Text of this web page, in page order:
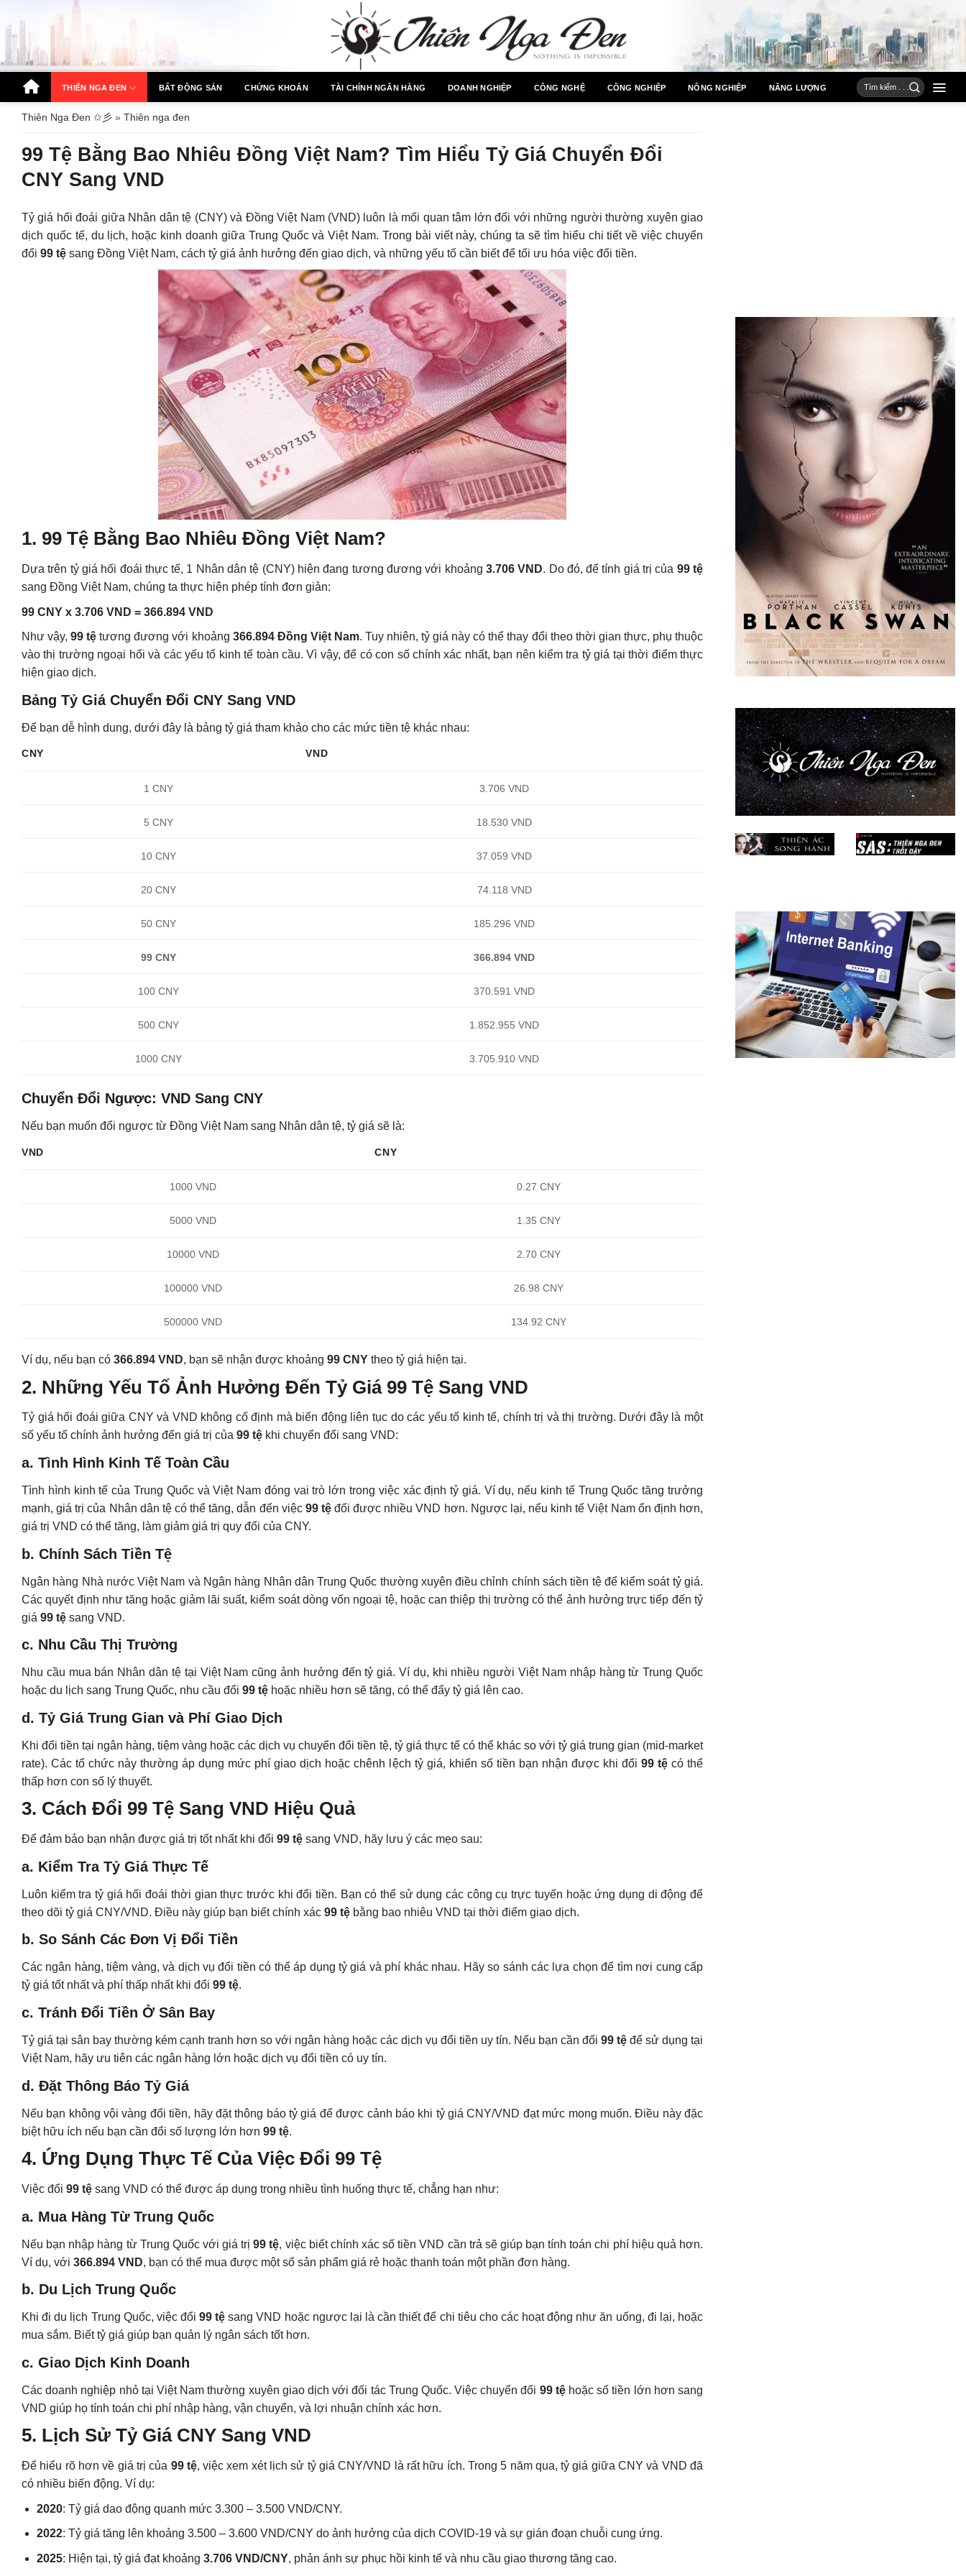
qua
dung
THIÊN NGA ĐEN BẤT ĐỘNG SẢN CHỨNG KHOÁN TÀI CHÍNH NGÂN HÀNG DOANH NGHIỆP CÔNG NGHỆ CÔNG NGHIỆP NÔNG NGHIỆP NĂNG LƯỢNG
Thiên Nga Đen ✩彡 » Thiên nga đen
99 Tệ Bằng Bao Nhiêu Đồng Việt Nam? Tìm Hiểu Tỷ Giá Chuyển Đổi
CNY Sang VND
Tỷ giá hối đoái giữa Nhân dân tệ (CNY) và Đồng Việt Nam (VND) luôn là mối quan tâm lớn đối với những người thường xuyên giao
dịch quốc tế, du lịch, hoặc kinh doanh giữa Trung Quốc và Việt Nam. Trong bài viết này, chúng ta sẽ tìm hiểu chi tiết về việc chuyển
đổi 99 tệ sang Đồng Việt Nam, cách tỷ giá ảnh hưởng đến giao dịch, và những yếu tố cần biết để tối ưu hóa việc đổi tiền.
1. 99 Tệ Bằng Bao Nhiêu Đồng Việt Nam?
Dựa trên tỷ giá hối đoái thực tế, 1 Nhân dân tệ (CNY) hiện đang tương đương với khoảng 3.706 VND. Do đó, để tính giá trị của 99 tệ
sang Đồng Việt Nam, chúng ta thực hiện phép tính đơn giản:
99 CNY x 3.706 VND = 366.894 VND
Như vậy,99 tệ tương đương với khoảng 366.894 Đồng Việt Nam. Tuy nhiên, tỷ giá này có thể thay đổi theo thời gian thực, phụ thuộc
vào thị trường ngoại hối và các yếu tố kinh tế toàn cầu. Vì vậy, để có con số chính xác nhất, bạn nên kiểm tra tỷ giá tại thời điểm thực
hiện giao dịch.
Bảng Tỷ Giá Chuyển Đổi CNY Sang VND
Để bạn dễ hình dung, dưới đây là bảng tỷ giá tham khảo cho các mức tiền tệ khác nhau:
CNY VND
1 CNY 3.706 VND
5 CNY 18.530 VND
10 CNY 37.059 VND
20 CNY 74.118 VND
50 CNY 185.296 VND
99 CNY 366.894 VND
100 CNY 370.591 VND
500 CNY 1.852.955 VND
1000 CNY 3.705.910 VND
Chuyển Đổi Ngược: VND Sang CNY
Nếu bạn muốn đổi ngược từ Đồng Việt Nam sang Nhân dân tệ, tỷ giá sẽ là:
VND CNY
1000 VND 0.27 CNY
5000 VND 1.35 CNY
10000 VND 2.70 CNY
100000 VND 26.98 CNY
500000 VND 134.92 CNY
Ví dụ, nếu bạn có 366.894 VND, bạn sẽ nhận được khoảng 99 CNY theo tỷ giá hiện tại.
2. Những Yếu Tố Ảnh Hưởng Đến Tỷ Giá 99 Tệ Sang VND
Tỷ giá hối đoái giữa CNY và VND không cố định mà biến động liên tục do các yếu tố kinh tế, chính trị và thị trường. Dưới đây là một
số yếu tố chính ảnh hưởng đến giá trị của 99 tệ khi chuyển đổi sang VND:
a. Tình Hình Kinh Tế Toàn Cầu
Tình hình kinh tế của Trung Quốc và Việt Nam đóng vai trò lớn trong việc xác định tỷ giá. Ví dụ, nếu kinh tế Trung Quốc tăng trưởng
mạnh, giá trị của Nhân dân tệ có thể tăng, dẫn đến việc 99 tệđổi được nhiều VND hơn. Ngược lại, nếu kinh tế Việt Nam ổn định hơn,
giá trị VND có thể tăng, làm giảm giá trị quy đổi của CNY.
b. Chính Sách Tiền Tệ
Ngân hàng Nhà nước Việt Nam và Ngân hàng Nhân dân Trung Quốc thường xuyên điều chỉnh chính sách tiền tệ để kiểm soát tỷ giá.
Các quyết định như tăng hoặc giảm lãi suất, kiểm soát dòng vốn ngoại tệ, hoặc can thiệp thị trường có thể ảnh hưởng trực tiếp đến tỷ
giá 99 tệ sang VND.
c. Nhu Cầu Thị Trường
Nhu cầu mua bán Nhân dân tệ tại Việt Nam cũng ảnh hưởng đến tỷ giá. Ví dụ, khi nhiều người Việt Nam nhập hàng từ Trung Quốc
hoặc du lịch sang Trung Quốc, nhu cầu đổi 99 tệ hoặc nhiều hơn sẽ tăng, có thể đẩy tỷ giá lên cao.
d. Tỷ Giá Trung Gian và Phí Giao Dịch
Khi đổi tiền tại ngân hàng, tiệm vàng hoặc các dịch vụ chuyển đổi tiền tệ, tỷ giá thực tế có thể khác so với tỷ giá trung gian (mid-market
rate). Các tổ chức này thường áp dụng mức phí giao dịch hoặc chênh lệch tỷ giá, khiến số tiền bạn nhận được khi đổi 99 tệcó thể
thấp hơn con số lý thuyết.
3. Cách Đổi 99 Tệ Sang VND Hiệu Quả
Để đảm bảo bạn nhận được giá trị tốt nhất khi đổi 99 tệ sang VND, hãy lưu ý các mẹo sau:
a. Kiểm Tra Tỷ Giá Thực Tế
Luôn kiểm tra tỷ giá hối đoái thời gian thực trước khi đổi tiền. Bạn có thể sử dụng các công cụ trực tuyến hoặc ứng dụng di động để
theo dõi tỷ giá CNY/VND. Điều này giúp bạn biết chính xác 99 tệ bằng bao nhiêu VND tại thời điểm giao dịch.
b. So Sánh Các Đơn Vị Đổi Tiền
Các ngân hàng, tiệm vàng, và dịch vụ đổi tiền có thể áp dụng tỷ giá và phí khác nhau. Hãy so sánh các lựa chọn để tìm nơi cung cấp
tỷ giá tốt nhất và phí thấp nhất khi đổi 99 tệ.
c. Tránh Đổi Tiền Ở Sân Bay
Tỷ giá tại sân bay thường kém cạnh tranh hơn so với ngân hàng hoặc các dịch vụ đổi tiền uy tín. Nếu bạn cần đổi 99 tệ để sử dụng tại
Việt Nam, hãy ưu tiên các ngân hàng lớn hoặc dịch vụ đổi tiền có uy tín.
d. Đặt Thông Báo Tỷ Giá
Nếu bạn không vội vàng đổi tiền, hãy đặt thông báo tỷ giá để được cảnh báo khi tỷ giá CNY/VND đạt mức mong muốn. Điều này đặc
biệt hữu ích nếu bạn cần đổi số lượng lớn hơn 99 tệ.
4. Ứng Dụng Thực Tế Của Việc Đổi 99 Tệ
Việc đổi 99 tệ sang VND có thể được áp dụng trong nhiều tình huống thực tế, chẳng hạn như:
a. Mua Hàng Từ Trung Quốc
Nếu bạn nhập hàng từ Trung Quốc với giá trị99 tệ, việc biết chính xác số tiền VND cần trả sẽ giúp bạn tính toán chi phí hiệu quả hơn.
Ví dụ, với 366.894 VND, bạn có thể mua được một số sản phẩm giá rẻ hoặc thanh toán một phần đơn hàng.
b. Du Lịch Trung Quốc
Khi đi du lịch Trung Quốc, việc đổi99 tệ sang VND hoặc ngược lại là cần thiết để chi tiêu cho các hoạt động như ăn uống, đi lại, hoặc
mua sắm. Biết tỷ giá giúp bạn quản lý ngân sách tốt hơn.
c. Giao Dịch Kinh Doanh
Các doanh nghiệp nhỏ tại Việt Nam thường xuyên giao dịch với đối tác Trung Quốc. Việc chuyển đổi 99 tệhoặc số tiền lớn hơn sang
VND giúp họ tính toán chi phí nhập hàng, vận chuyển, và lợi nhuận chính xác hơn.
5. Lịch Sử Tỷ Giá CNY Sang VND
Để hiểu rõ hơn về giá trị của 99 tệ, việc xem xét lịch sử tỷ giá CNY/VND là rất hữu ích. Trong 5 năm qua, tỷ giá giữa CNY và VND đã
có nhiều biến động. Ví dụ:
2020: Tỷ giá dao động quanh mức 3.300 – 3.500 VND/CNY.
2022: Tỷ giá tăng lên khoảng 3.500 – 3.600 VND/CNY do ảnh hưởng của dịch COVID-19 và sự gián đoạn chuỗi cung ứng.
2025: Hiện tại, tỷ giá đạt khoảng 3.706 VND/CNY, phản ánh sự phục hồi kinh tế và nhu cầu giao thương tăng cao.